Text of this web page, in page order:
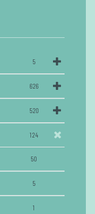
5
626
520
124
50
5
1